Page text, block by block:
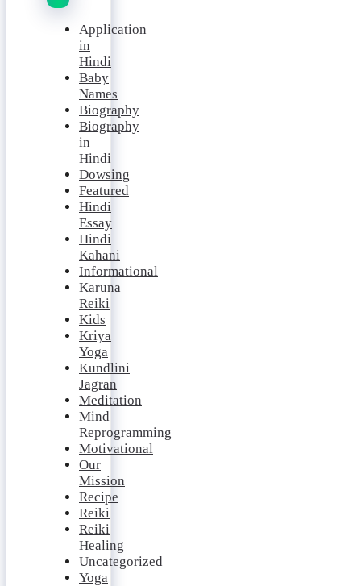
Application
in
Hindi
Baby
Names
Biography
Biography
in
Hindi
Dowsing
Featured
Hindi
Essay
Hindi
Kahani
Informational
Karuna
Reiki
Kids
Kriya
Yoga
Kundlini
Jagran
Meditation
Mind
Reprogramming
Motivational
Our
Mission
Recipe
Reiki
Reiki
Healing
Uncategorized
Yoga